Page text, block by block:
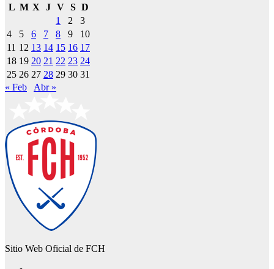
L M X J V S D
1
2
3
4
5 6 7 8 9
10
11 12 13 14 15 16 17
18 19 20 21 22 23 24
25 26 27 28 29 30 31
« Feb
Abr »
Sitio Web Oficial de FCH